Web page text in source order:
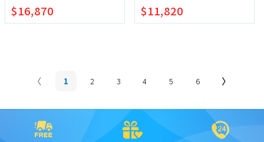
$16,870
【myhome8居家無限】
$11,820
1 2 3 4 5 6